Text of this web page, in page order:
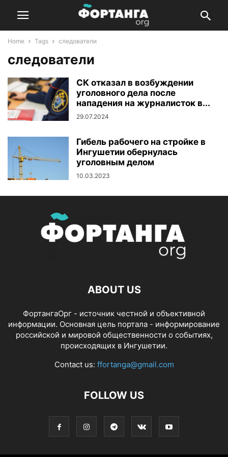
Home Tags следователи
следователи
СК отказал в возбуждении
уголовного дела после
нападения на журналисток в...
29.07.2024
Гибель рабочего на стройке в
Ингушетии обернулась
уголовным делом
10.03.2023
ABOUT US
ФортангаОрг - источник честной и объективной
информации. Основная цель портала - информирование
российской и мировой общественности о событиях,
происходящих в Ингушетии.
Contact us: ffortanga@gmail.com
FOLLOW US